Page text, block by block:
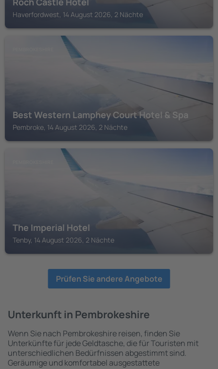
Haverfordwest, 14 August 2026, 2 Nächte
Best Western Lamphey Court Hotel & Spa
Pembroke, 14 August 2026, 2 Nächte
The Imperial Hotel
Tenby, 14 August 2026, 2 Nächte
Prüfen Sie andere Angebote
Unterkunft in Pembrokeshire
Wenn Sie nach Pembrokeshire reisen, finden Sie
Unterkünfte für jede Geldtasche, die für Touristen mit
unterschiedlichen Bedürfnissen abgestimmt sind.
Geräumige und komfortabel ausgestattete